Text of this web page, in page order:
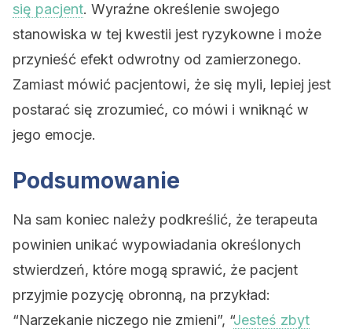
się pacjent. Wyraźne określenie swojego
stanowiska w tej kwestii jest ryzykowne i może
przynieść efekt odwrotny od zamierzonego.
Zamiast mówić pacjentowi, że się myli, lepiej jest
postarać się zrozumieć, co mówi i wniknąć w
jego emocje.
Podsumowanie
Na sam koniec należy podkreślić, że terapeuta
powinien unikać wypowiadania określonych
stwierdzeń, które mogą sprawić, że pacjent
przyjmie pozycję obronną, na przykład:
“Narzekanie niczego nie zmieni”, “Jesteś zbyt